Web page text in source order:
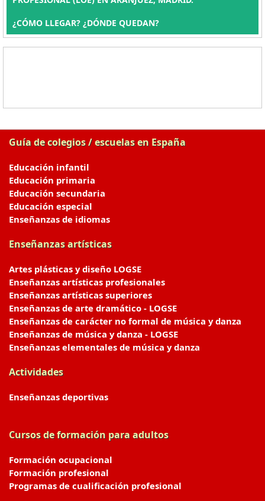
¿CÓMO LLEGAR? ¿DÓNDE QUEDAN?
Guía de colegios / escuelas en España
Educación infantil
Educación primaria
Educación secundaria
Educación especial
Enseñanzas de idiomas
Enseñanzas artísticas
Artes plásticas y diseño LOGSE
Enseñanzas artísticas profesionales
Enseñanzas artísticas superiores
Enseñanzas de arte dramático - LOGSE
Enseñanzas de carácter no formal de música y danza
Enseñanzas de música y danza - LOGSE
Enseñanzas elementales de música y danza
Actividades
Enseñanzas deportivas
Cursos de formación para adultos
Formación ocupacional
Formación profesional
Programas de cualificación profesional